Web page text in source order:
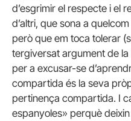
d’esgrimir el respecte i el
d’altri, que sona a
però que em toca tolerar
tergiversat argument de
per a excusar-se
compartida és la seva
pertinença compartida. I
espanyoles» perquè